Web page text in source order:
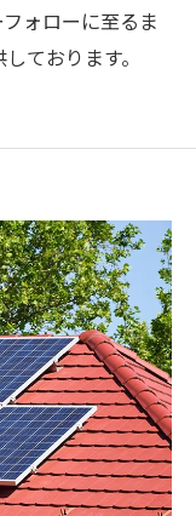
ォローに至るま
ております。